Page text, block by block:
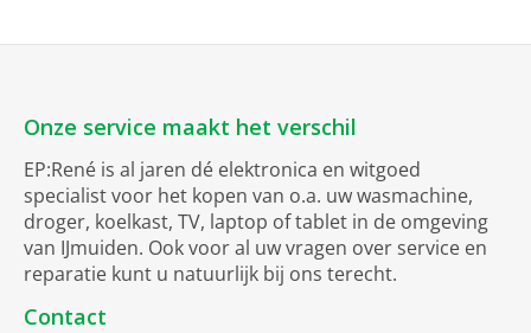
Onze service maakt het verschil
EP:René is al jaren dé elektronica en witgoed
specialist voor het kopen van o.a. uw wasmachine,
droger, koelkast, TV, laptop of tablet in de omgeving
van IJmuiden. Ook voor al uw vragen over service en
reparatie kunt u natuurlijk bij ons terecht.
Contact